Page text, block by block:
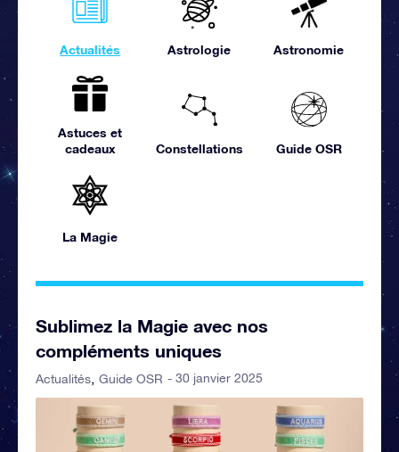
Actualités Astrologie Astronomie
Astuces et
cadeaux
Constellations Guide OSR
La Magie
Sublimez la Magie avec nos
compléments uniques
Actualités Guide OSR - 30 janvier 2025